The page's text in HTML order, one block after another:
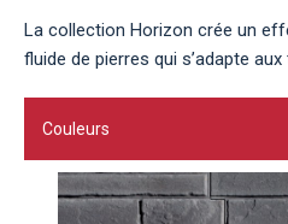
La collection Horizon crée un
fluide de pierres qui s’adapte
Couleurs